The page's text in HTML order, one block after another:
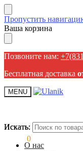
Пропустить
Ваша корзина
Позвоните нам:
Бесплатная доставка
MENU
Искать:
0
Искать:
О нас